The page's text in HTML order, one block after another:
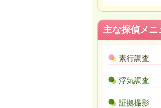
主な探偵メニ
素行調査
浮気調査
証拠撮影